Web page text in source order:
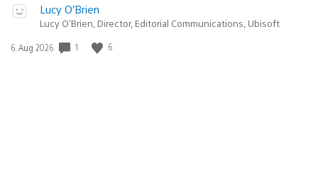
Lucy O’Brien
Lucy O’Brien, Director, Editorial Communications, Ubisoft
Veröffentlichungsdatum:
6. Aug 2026 1 6